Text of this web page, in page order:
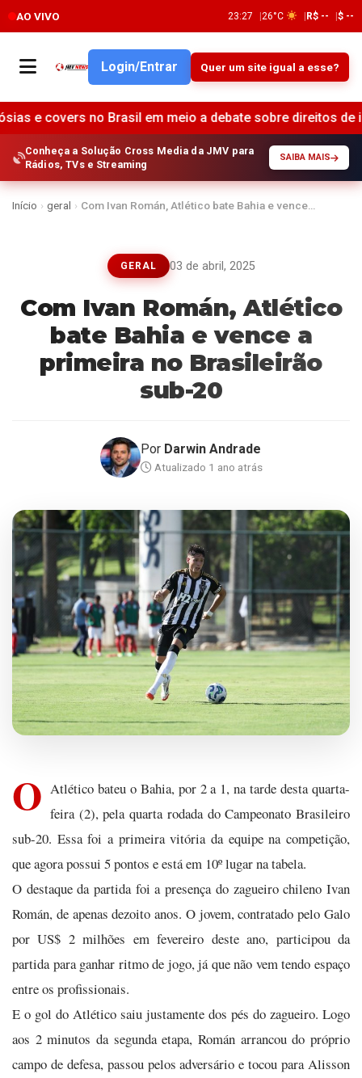
AO VIVO 23:27 26°C R$ -- $ --
Login/Entrar Quer um site igual a esse?
em meio a debate sobre direitos de imagem e
Conheça a Solução Cross Media da JMV para
Rádios, TVs e Streaming
SAIBA MAIS
Início › geral › Com Ivan Román, Atlético bate Bahia e vence…
GERAL 03 de abril, 2025
Com Ivan Román, Atlético
bate Bahia e vence a
primeira no Brasileirão
sub-20
Por Darwin Andrade
Atualizado 1 ano atrás
O Atlético bateu o Bahia, por 2 a 1, na tarde desta quarta-
feira (2), pela quarta rodada do Campeonato Brasileiro
sub-20. Essa foi a primeira vitória da equipe na competição,
que agora possui 5 pontos e está em 10º lugar na tabela.
O destaque da partida foi a presença do zagueiro chileno Ivan
Román, de apenas dezoito anos. O jovem, contratado pelo Galo
por US$ 2 milhões em fevereiro deste ano, participou da
partida para ganhar ritmo de jogo, já que não vem tendo espaço
entre os profissionais.
E o gol do Atlético saiu justamente dos pés do zagueiro. Logo
aos 2 minutos da segunda etapa, Román arrancou do próprio
campo de defesa, passou pelos adversário e tocou para Alisson